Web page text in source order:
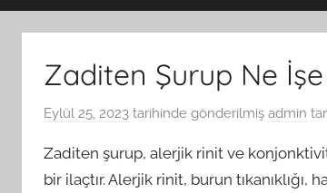
Zaditen Şurup Ne
Eylül 25, 2023 tarihinde gönderilmiş admin
Zaditen şurup, alerjik rinit ve
bir ilaçtır. Alerjik rinit, burun tıkanıklığı,